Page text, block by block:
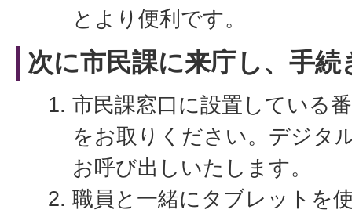
とより便利です。
次に市民課に来庁し、手
市民課窓口に設置している
をお取りください。デジタ
お呼び出しいたします。
職員と一緒にタブレットを